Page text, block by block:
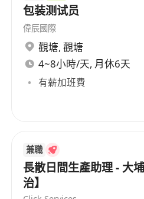
包装测试员
偉辰國際
觀塘, 觀塘
4~8小時/天, 月休6天
有薪加班費
兼職
長散日間生產助理 - 大
治】